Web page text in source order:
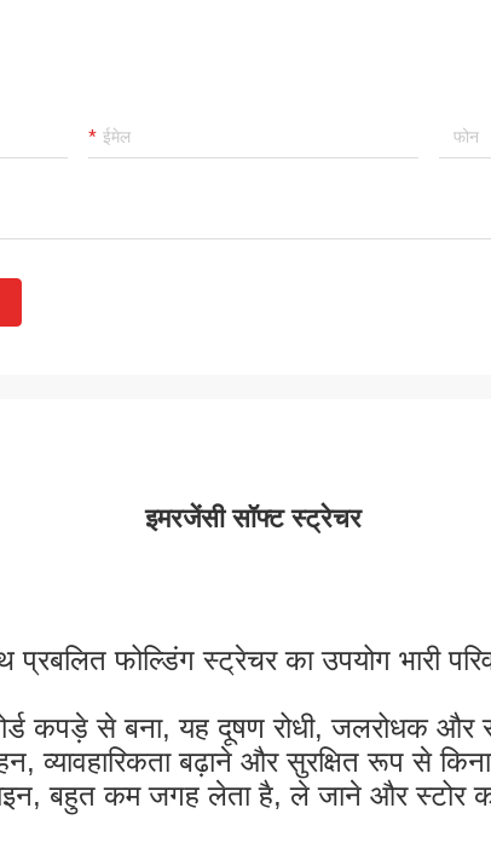
इमरजेंसी सॉफ्ट स्ट्रेचर
प्रबलित फोल्डिंग स्ट्रेचर का उपयोग भारी
कपड़े से बना, यह दूषण रोधी, जलरोधक
व्यावहारिकता बढ़ाने और सुरक्षित रूप से
बहुत कम जगह लेता है, ले जाने और स्टोर